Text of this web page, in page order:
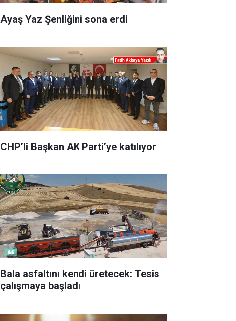
Ayaş Yaz Şenliğini sona erdi
CHP’li Başkan AK Parti’ye katılıyor
Bala asfaltını kendi üretecek: Tesis
çalışmaya başladı